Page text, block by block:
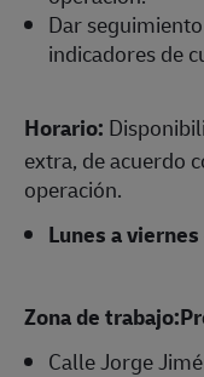
Dar
indicadores de
Horario:
extra, de acuerdo
operación.
Lunes a
Zona de
Calle Jorge